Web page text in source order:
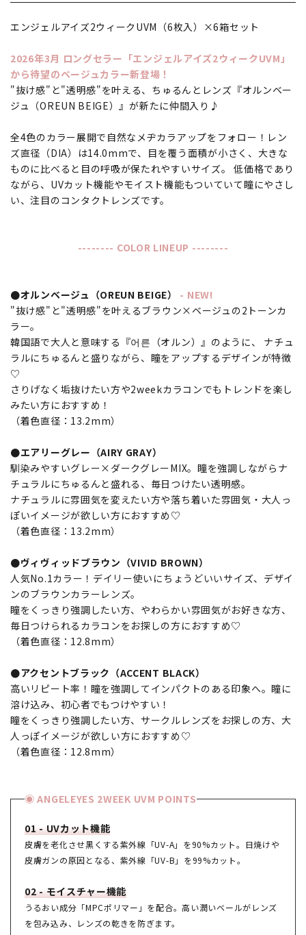
エンジェルアイズ2ウィークUVM（6枚入）×6箱セット
2026年3月 ロングセラー「エンジェルアイズ2ウィークUVM」
から待望のベージュカラー新登場！
"抜け感"と"透明感"を叶える、ちゅるんとレンズ『オルンベー
ジュ（OREUN BEIGE）』が新たに仲間入り♪
全4色のカラー展開で自然なメヂカラアップをフォロー！レン
ズ直径（DIA）は14.0mmで、目を覆う面積が小さく、大きな
ものに比べると目の呼吸が保たれやすいサイズ。 低価格であり
ながら、UVカット機能やモイスト機能もついていて瞳にやさし
い、注目のコンタクトレンズです。
-------- COLOR LINEUP --------
●オルンベージュ（OREUN BEIGE）
- NEW!
"抜け感"と"透明感"を叶えるブラウン×ベージュの2トーンカ
ラー。
韓国語で大人と意味する『어른（オルン）』のように、 ナチュ
ラルにちゅるんと盛りながら、瞳をアップするデザインが特徴
♡
さりげなく垢抜けたい方や2weekカラコンでもトレンドを楽し
みたい方におすすめ！
（着色直径：13.2mm）
●エアリーグレー（AIRY GRAY）
馴染みやすいグレー×ダークグレーMIX。瞳を強調しながらナ
チュラルにちゅるんと盛れる、毎日つけたい透明感。
ナチュラルに雰囲気を変えたい方や落ち着いた雰囲気・大人っ
ぽいイメージが欲しい方におすすめ♡
（着色直径：13.2mm）
●ヴィヴィッドブラウン（VIVID BROWN）
人気No.1カラー！デイリー使いにちょうどいいサイズ、デザイ
ンのブラウンカラーレンズ。
瞳をくっきり強調したい方、やわらかい雰囲気がお好きな方、
毎日つけられるカラコンをお探しの方におすすめ♡
（着色直径：12.8mm）
●アクセントブラック（ACCENT BLACK）
高いリピート率！瞳を強調してインパクトのある印象へ。瞳に
溶け込み、初心者でもつけやすい！
瞳をくっきり強調したい方、サークルレンズをお探しの方、大
人っぽイメージが欲しい方におすすめ♡
（着色直径：12.8mm）
◉ ANGELEYES 2WEEK UVM POINTS
01 - UVカット機能
皮膚を老化させ黒くする紫外線「UV-A」を90%カット。日焼けや
皮膚ガンの原因となる、紫外線「UV-B」を99%カット。
02 - モイスチャー機能
うるおい成分「MPCポリマー」を配合。高い潤いベールがレンズ
を包み込み、レンズの乾きを防ぎます。